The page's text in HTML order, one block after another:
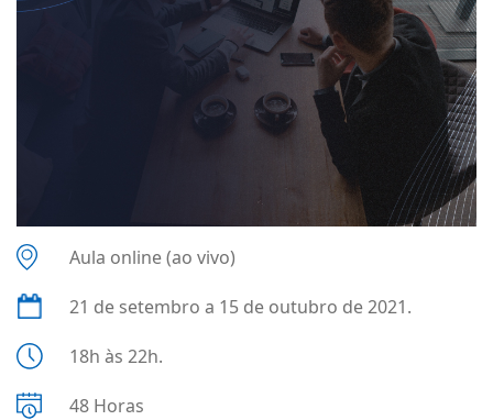
Aula online (ao vivo)
21 de setembro a 15 de outubro de 2021.
18h às 22h.
48 Horas